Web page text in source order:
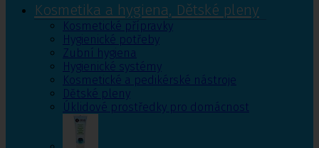
Kosmetika a hygiena, Dětské pleny
Kosmetické přípravky
Hygienické potřeby
Zubní hygiena
Hygienické systémy
Kosmetické a pedikérské nástroje
Dětské pleny
Úklidové prostředky pro domácnost